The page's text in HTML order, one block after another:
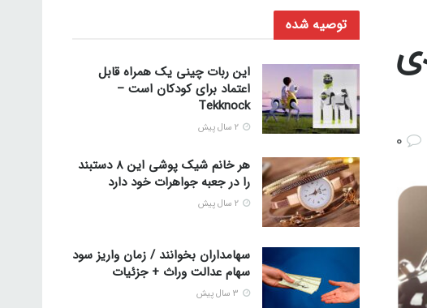
توصیه شده
این ربات چینی یک همراه قابل
اعتماد برای کودکان است –
Tekknock
2 سال پیش
هر خانم شیک پوشی این 8 دستبند
را در جعبه جواهرات خود دارد
2 سال پیش
سهامداران بخوانند / زمان واریز سود
سهام عدالت وراث + جزئیات